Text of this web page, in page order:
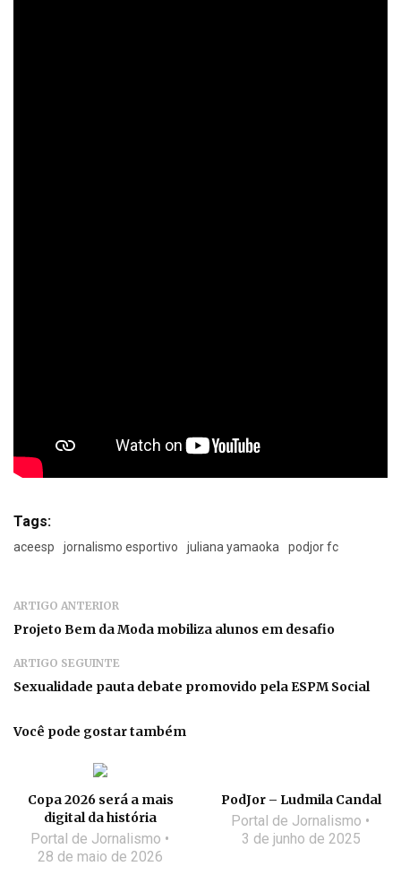
Tags:
aceesp jornalismo esportivo juliana yamaoka podjor fc
ARTIGO ANTERIOR
Projeto Bem da Moda mobiliza alunos em desafio
ARTIGO SEGUINTE
Sexualidade pauta debate promovido pela ESPM Social
Você pode gostar também
Copa 2026 será a mais
digital da história
Portal de Jornalismo
28 de maio de 2026
PodJor – Ludmila Candal
Portal de Jornalismo
3 de junho de 2025